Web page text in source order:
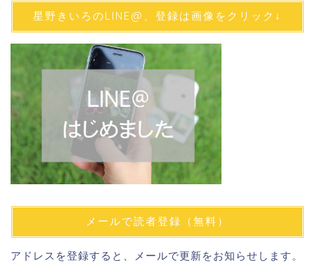
星野きいろのLINE@、登録は画像をクリック↓
メールで読者登録（無料）
アドレスを登録すると、メールで更新をお知らせします。